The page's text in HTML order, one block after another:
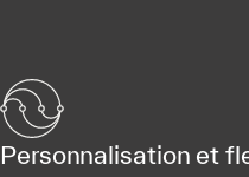
Personnalisation et